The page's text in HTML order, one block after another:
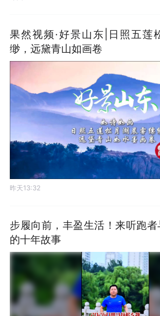
果然视频·好景山东|日照五莲
缈，远黛青山如画卷
昨天13:32
步履向前，丰盈生活！来听跑
的十年故事